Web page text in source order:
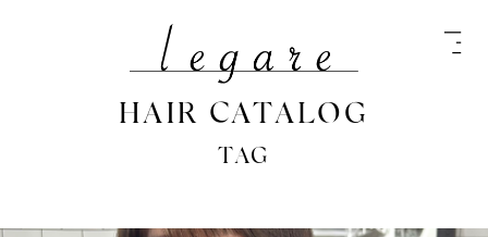
HAIR CATALOG
TAG